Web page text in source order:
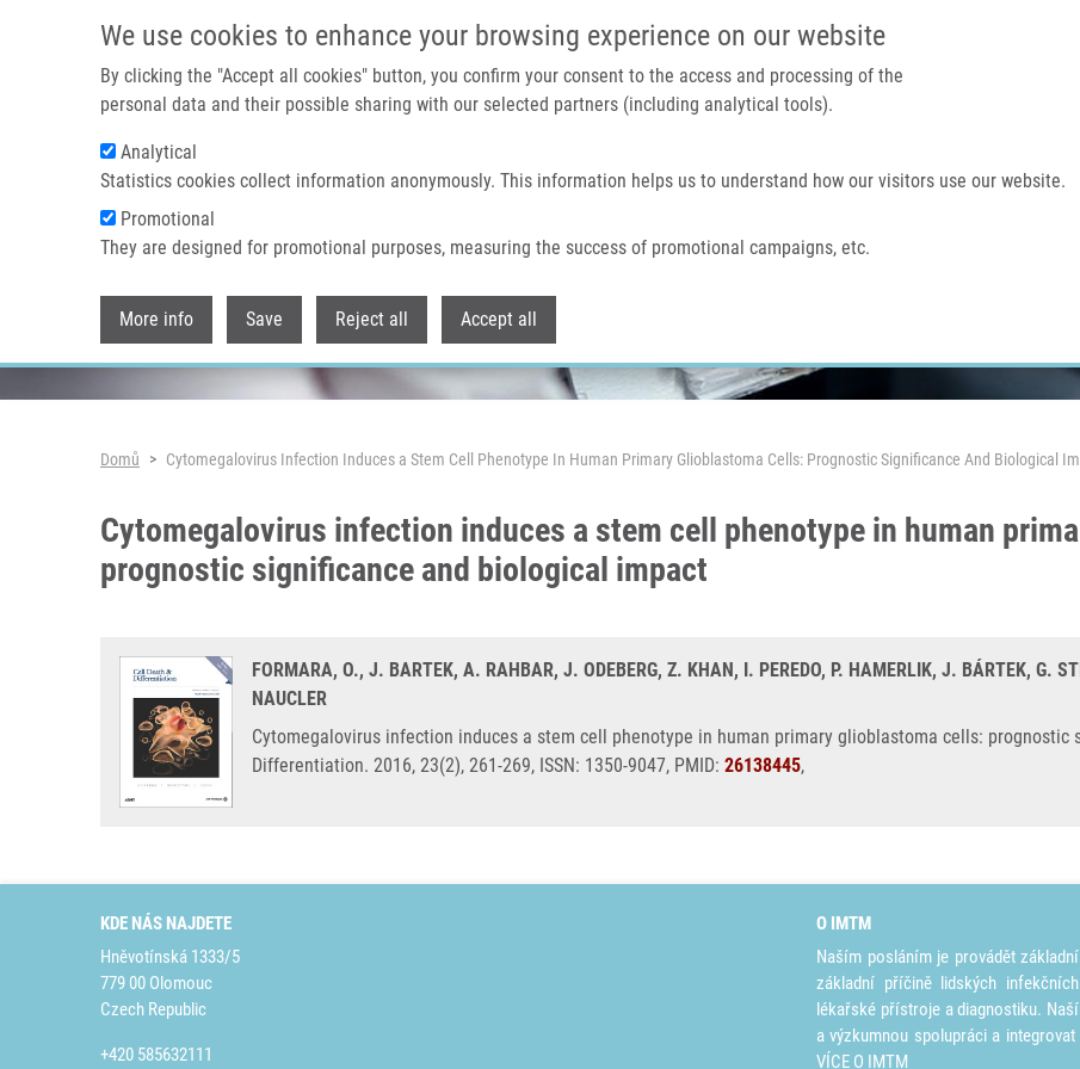
We use cookies to enhance your browsing experience on our website
By clicking the "Accept all cookies" button, you confirm your consent to the access and processing of the
personal data and their possible sharing with our selected partners (including analytical tools).
Analytical
Statistics cookies collect information anonymously. This information helps us to understand how our visitors use our website.
Promotional
They are designed for promotional purposes, measuring the success of promotional campaigns, etc.
More info Save Reject all Accept all
IMTM PORTÁL
Domů O nás
Header image
Drobečková navigace
Domů Cytomegalovirus Infection Induces a Stem Cell Phenotype In Human Primary Glioblastoma Cells: Prognostic Significance And Biological
Cytomegalovirus infection induces a stem cell phenotype in human
prognostic significance and biological impact
FORMARA, O., J. BARTEK, A. RAHBAR, J. ODEBERG, Z. KHAN, I. PEREDO, P. HAMERLIK, J. BÁRTEK, G.
NAUCLER
Cytomegalovirus infection induces a stem cell phenotype in human primary glioblastoma cells:
Differentiation. 2016, 23(2), 261-269, ISSN: 1350-9047, PMID: 26138445,
KDE NÁS NAJDETE
Hněvotínská 1333/5
779 00 Olomouc
Czech Republic
+420 585632111
O IMTM
Naším posláním je provádět
základní příčině lidských
lékařské přístroje a diagnostiku.
a výzkumnou spolupráci a
VÍCE O IMTM